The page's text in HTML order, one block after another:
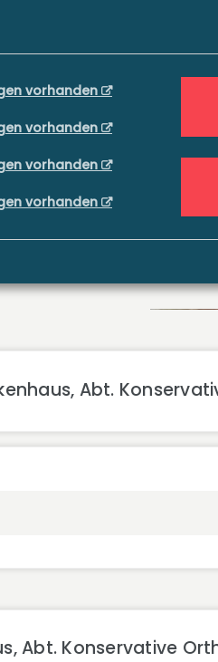
vorhanden
vorhanden
vorhanden
vorhanden
Abt.
Abt. Konservative